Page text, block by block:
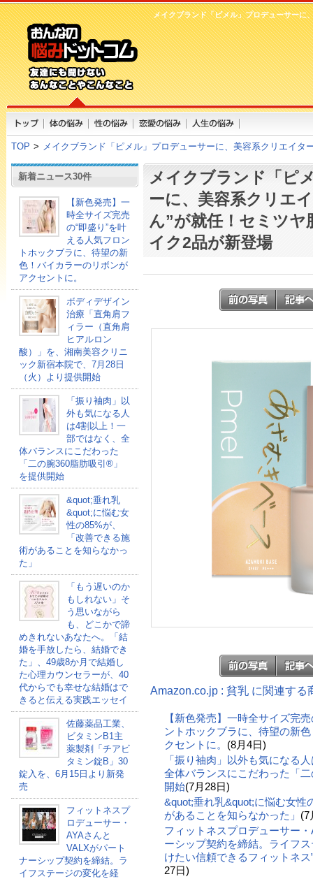
メイクブランド「ピメル」プロデューサーに
TOP > メイクブランド「ピメル」プロデューサーに、美容系クリエイタ
新着ニュース30件
【新色発売】一
時全サイズ完売
の“即盛り”を叶
える人気フロン
トホックブラに、待望の新
色！バイカラーのリボンが
アクセントに。
ボディデザイン
治療「直角肩フ
ィラー（直角肩
ヒアルロン
酸）」を、湘南美容クリニ
ック新宿本院で、7月28日
（火）より提供開始
「振り袖肉」以
外も気になる人
は4割以上！一
部ではなく、全
体バランスにこだわった
「二の腕360脂肪吸引®」
を提供開始
&quot;垂れ乳
&quot;に悩む女
性の85%が、
「改善できる施
術があることを知らなかっ
た」
「もう遅いのか
もしれない」そ
う思いながら
も、どこかで諦
めきれないあなたへ。「結
婚を手放したら、結婚でき
た」、49歳8か月で結婚し
た心理カウンセラーが、40
代からでも幸せな結婚はで
きると伝える実践エッセイ
佐藤薬品工業、
ビタミンB1主
薬製剤「チアビ
タミン錠B」30
錠入を、6月15日より新発
売
フィットネスプ
ロデューサー・
AYAさんと
VALXがパート
ナーシップ契約を締結。ラ
イフステージの変化を経
メイクブランド「ピ
ーに、美容系クリエ
ん”が就任！セミツヤ
イク2品が新登場
Amazon.co.jp : 貧乳 に関連する
【新色発売】一時全サイズ完
ントホックブラに、待望の新
クセントに。 (8月4日)
「振り袖肉」以外も気になる
全体バランスにこだわった「
開始(7月28日)
&quot;垂れ乳&quot;に悩む女性
があることを知らなかった」 (7
フィットネスプロデューサー
ーシップ契約を締結。ライフ
けたい信頼できるフィットネス
27日)